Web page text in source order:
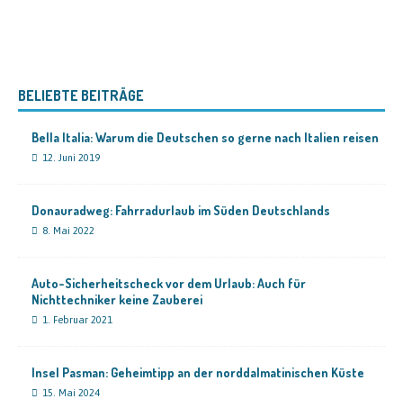
BELIEBTE BEITRÄGE
Bella Italia: Warum die Deutschen so gerne nach Italien reisen
12. Juni 2019
Donauradweg: Fahrradurlaub im Süden Deutschlands
8. Mai 2022
Auto-Sicherheitscheck vor dem Urlaub: Auch für
Nichttechniker keine Zauberei
1. Februar 2021
Insel Pasman: Geheimtipp an der norddalmatinischen Küste
15. Mai 2024